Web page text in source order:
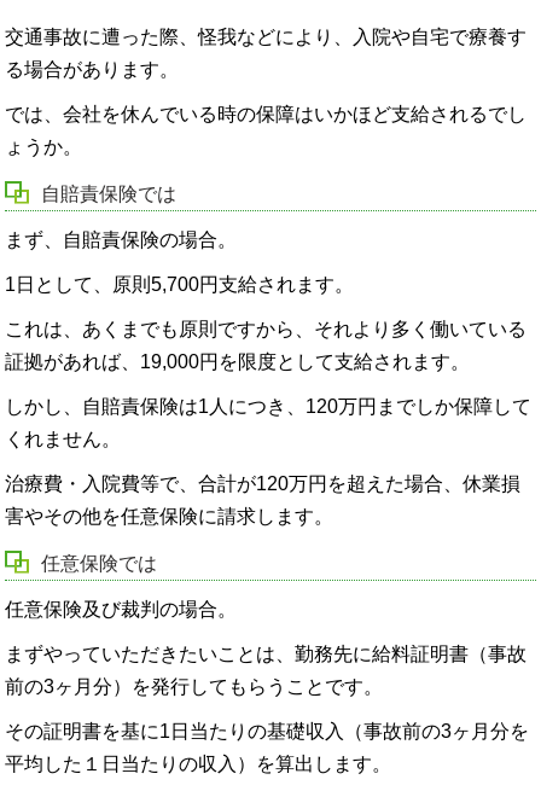
交通事故に遭った際、怪我などにより、入院や自宅で療養す
る場合があります。
では、会社を休んでいる時の保障はいかほど支給されるでし
ょうか。
自賠責保険では
まず、自賠責保険の場合。
1日として、原則5,700円支給されます。
これは、あくまでも原則ですから、それより多く働いている
証拠があれば、19,000円を限度として支給されます。
しかし、自賠責保険は1人につき、120万円までしか保障して
くれません。
治療費・入院費等で、合計が120万円を超えた場合、休業損
害やその他を任意保険に請求します。
任意保険では
任意保険及び裁判の場合。
まずやっていただきたいことは、勤務先に給料証明書（事故
前の3ヶ月分）を発行してもらうことです。
その証明書を基に1日当たりの基礎収入（事故前の3ヶ月分を
平均した１日当たりの収入）を算出します。